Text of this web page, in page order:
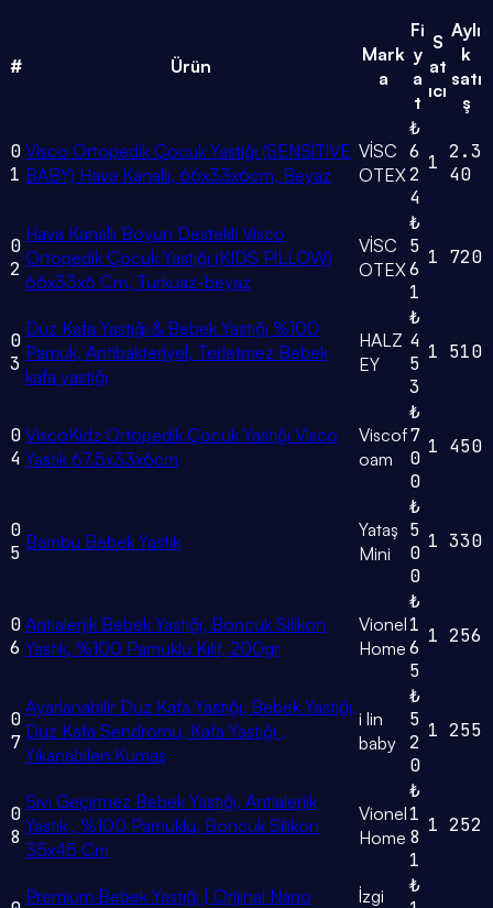
# Ürün
Mark
a
Fi
y
a
t
S
at
ıcı
Aylı
k
satı
ş
0
1
Visco Ortopedik Çocuk Yastığı (SENSİTİVE
BABY) Hava Kanallı, 66x33x6cm, Beyaz
VİSC
OTEX
₺
6
2
4
1 2.3
40
0
2
Hava Kanallı Boyun Destekli Visco
Ortopedik Çocuk Yastığı (KIDS PİLLOW)
66x33x6 Cm, Turkuaz-beyaz
VİSC
OTEX
₺
5
6
1
1 720
0
3
Düz Kafa Yastığı & Bebek Yastığı %100
Pamuk, Antibakteriyel, Terletmez Bebek
kafa yastığı
HALZ
EY
₺
4
5
3
1 510
0
4
ViscoKidz Ortopedik Çocuk Yastığı Visco
Yastık 67.5x33x6cm
Viscof
oam
₺
7
0
0
1 450
0
5 Bambu Bebek Yastık
Yataş
Mini
₺
5
0
0
1 330
0
6
Antialerjik Bebek Yastığı, Boncuk Silikon
Yastık, %100 Pamuklu Kılıf, 200gr
Vionel
Home
₺
1
6
5
1 256
0
7
Ayarlanabilir Düz Kafa Yastığı, Bebek Yastığı,
Düz Kafa Sendromu, Kafa Yastığı ,
Yıkanabilen Kumaş
i lin
baby
₺
5
2
0
1 255
0
8
Sıvı Geçirmez Bebek Yastığı, Antialerjik
Yastık , %100 Pamuklu, Boncuk Silikon
35x45 Cm
Vionel
Home
₺
1
8
1
1 252
Premium Bebek Yastığı | Orijinal Nano
İzgi
₺